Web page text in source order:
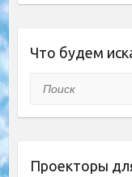
Что будем
Поиск
Проекторы